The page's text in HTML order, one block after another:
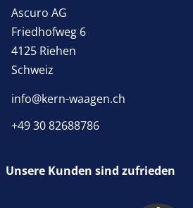
Ascuro AG
Friedhofweg 6
4125 Riehen
Schweiz
info@kern-waagen.ch
+49 30 82688786
Unsere Kunden sind zufrieden